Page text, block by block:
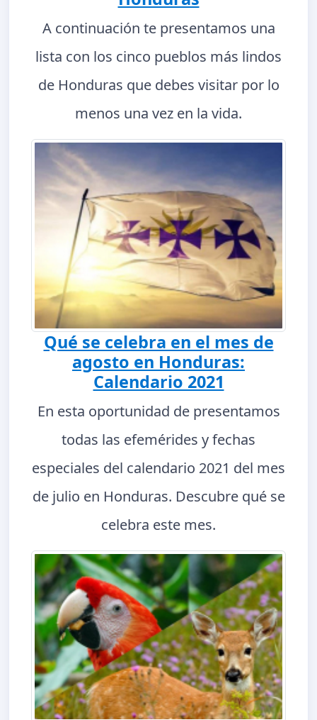
A continuación te presentamos una
lista con los cinco pueblos más lindos
de Honduras que debes visitar por lo
menos una vez en la vida.
Qué se celebra en el mes de
agosto en Honduras:
Calendario 2021
En esta oportunidad de presentamos
todas las efemérides y fechas
especiales del calendario 2021 del mes
de julio en Honduras. Descubre qué se
celebra este mes.